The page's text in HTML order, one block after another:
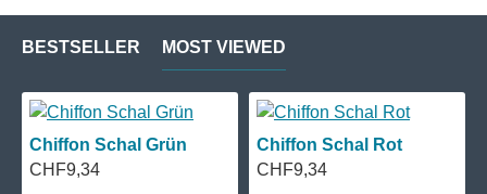
BESTSELLER MOST VIEWED
Chiffon Schal Grün
CHF9,34
Chiffon Schal Rot
CHF9,34